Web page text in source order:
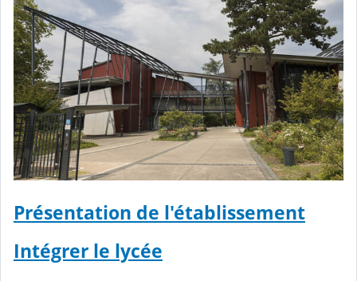
Présentation de l'établissement
Intégrer le lycée